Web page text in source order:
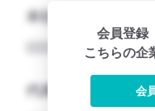
本社所在地名
代表者
会員登録
こちらの企
会